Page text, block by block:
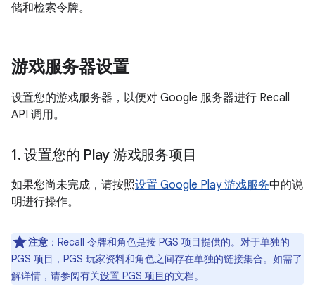
储和检索令牌。
游戏服务器设置
设置您的游戏服务器，以便对 Google 服务器进行 Recall
API 调用。
1. 设置您的 Play 游戏服务项目
如果您尚未完成，请按照设置 Google Play 游戏服务中的说
明进行操作。
注意 ：Recall 令牌和角色是按 PGS 项目提供的。对于单独的
PGS 项目，PGS 玩家资料和角色之间存在单独的链接集合。如需了
解详情，请参阅有关设置 PGS 项目的文档。